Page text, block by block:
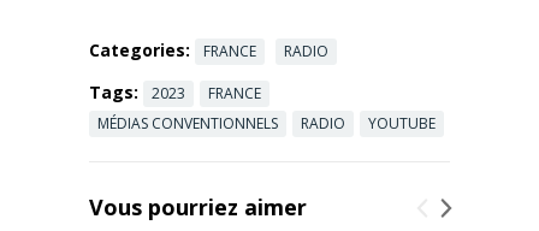
Categories: FRANCE RADIO
Tags: 2023
FRANCE
MÉDIAS CONVENTIONNELS
RADIO YOUTUBE
Vous pourriez aimer